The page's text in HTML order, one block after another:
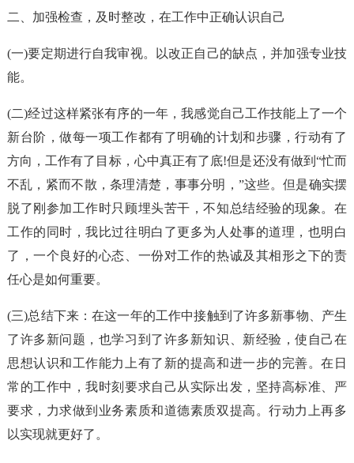
二、加强检查，及时整改，在工作中正确认识自己
(一)要定期进行自我审视。以改正自己的缺点，并加强专业技
能。
(二)经过这样紧张有序的一年，我感觉自己工作技能上了一个
新台阶，做每一项工作都有了明确的计划和步骤，行动有了
方向，工作有了目标，心中真正有了底!但是还没有做到“忙而
不乱，紧而不散，条理清楚，事事分明，”这些。但是确实摆
脱了刚参加工作时只顾埋头苦干，不知总结经验的现象。在
工作的同时，我比过往明白了更多为人处事的道理，也明白
了，一个良好的心态、一份对工作的热诚及其相形之下的责
任心是如何重要。
(三)总结下来：在这一年的工作中接触到了许多新事物、产生
了许多新问题，也学习到了许多新知识、新经验，使自己在
思想认识和工作能力上有了新的提高和进一步的完善。在日
常的工作中，我时刻要求自己从实际出发，坚持高标准、严
要求，力求做到业务素质和道德素质双提高。行动力上再多
以实现就更好了。